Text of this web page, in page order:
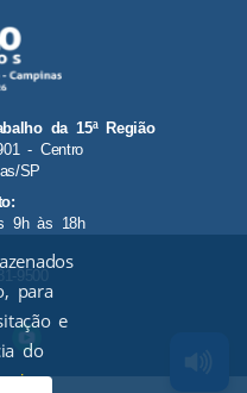
da 15ª Região
- Centro
SP
9h às 18h
9500
para
e
do
.